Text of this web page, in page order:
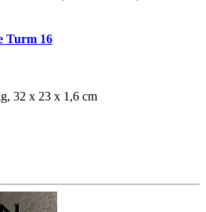
Turm 16
32 x 23 x 1,6 cm